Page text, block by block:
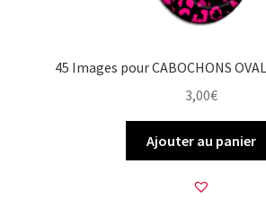
45 Images pour CABOCHONS
3,00€
Ajouter au panier